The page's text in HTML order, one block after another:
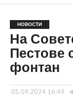
НОВОСТИ
На
Пестове
фонтан
05.09.2024 16:49